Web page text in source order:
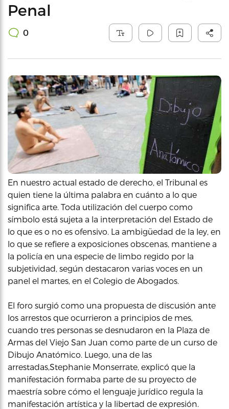
Penal
0
En nuestro actual estado de derecho, el Tribunal es
quien tiene la última palabra en cuánto a lo que
significa arte. Toda utilización del cuerpo como
símbolo está sujeta a la interpretación del Estado de
lo que es o no es ofensivo. La ambigüedad de la ley, en
lo que se refiere a exposiciones obscenas, mantiene a
la policía en una especie de limbo regido por la
subjetividad, según destacaron varias voces en un
panel el martes, en el Colegio de Abogados.
El foro surgió como una propuesta de discusión ante
los arrestos que ocurrieron a principios de mes,
cuando tres personas se desnudaron en la Plaza de
Armas del Viejo San Juan como parte de un curso de
Dibujo Anatómico. Luego, una de las
arrestadas,Stephanie Monserrate, explicó que la
manifestación formaba parte de su proyecto de
maestría sobre cómo el lenguaje jurídico regula la
manifestación artística y la libertad de expresión.